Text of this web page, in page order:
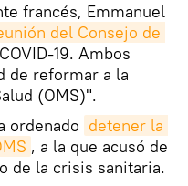
francés, Emmanuel
del Consejo de
19. Ambos
de reformar a la
(OMS)".
ordenado detener la
, a la que acusó de
de la crisis sanitaria.